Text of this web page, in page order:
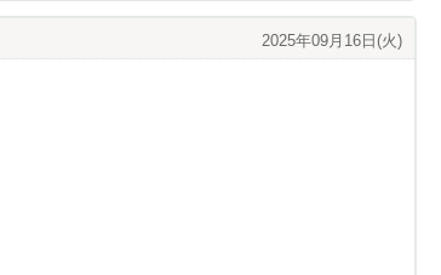
2025年09月16日(火)